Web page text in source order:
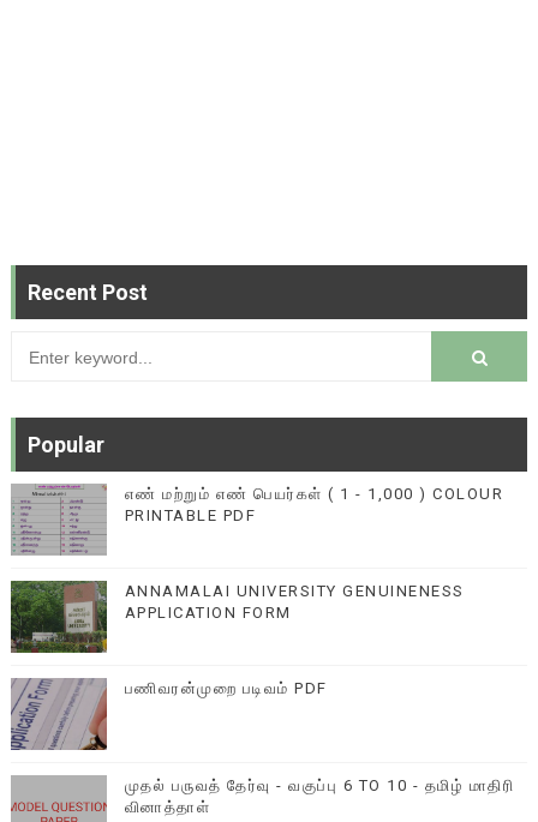
Recent Post
Popular
எண் மற்றும் எண் பெயர்கள் ( 1 - 1,000 ) COLOUR
PRINTABLE PDF
ANNAMALAI UNIVERSITY GENUINENESS
APPLICATION FORM
பணிவரன்முறை படிவம் PDF
முதல் பருவத் தேர்வு - வகுப்பு 6 TO 10 - தமிழ் மாதிரி
வினாத்தாள்